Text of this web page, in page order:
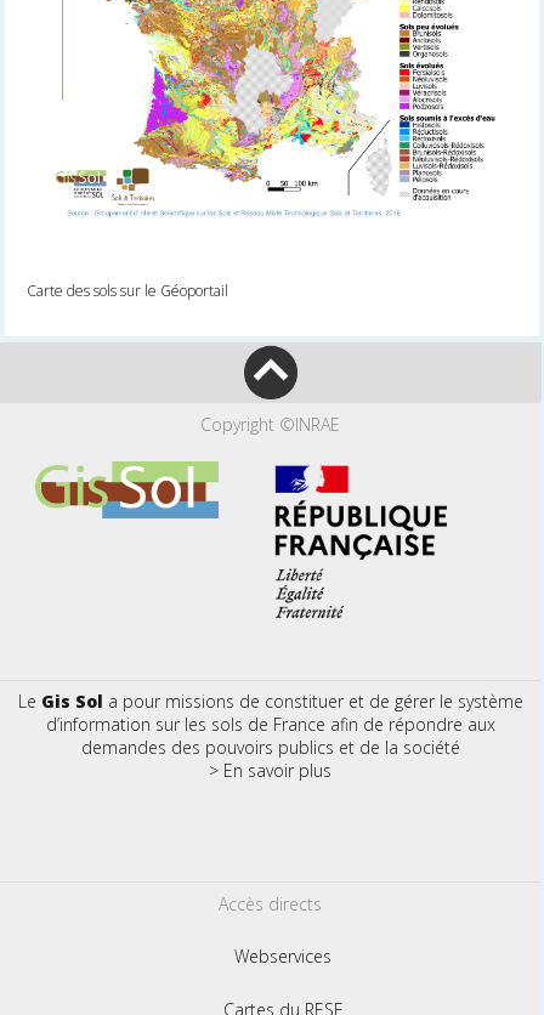
Carte des sols sur le Géoportail
Copyright ©INRAE
Le Gis Sol a pour missions de constituer et de gérer le système
d’information sur les sols de France afin de répondre aux
demandes des pouvoirs publics et de la société
> En savoir plus
Accès directs
Webservices
Cartes du RESF